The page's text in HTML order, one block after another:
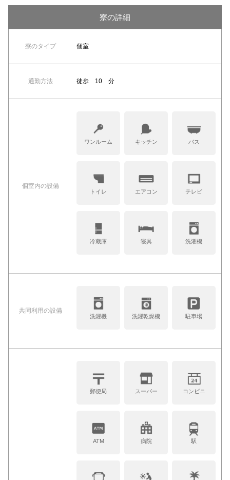
寮の詳細
寮のタイプ 個室
通勤方法 徒歩 10 分
個室内の設備
ワンルーム キッチン バス
トイレ エアコン テレビ
冷蔵庫 寝具 洗濯機
共同利⽤の設備
洗濯機 洗濯乾燥機 駐車場
郵便局 スーパー コンビニ
ATM 病院 駅